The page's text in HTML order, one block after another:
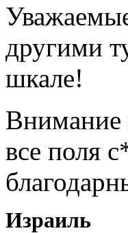
другими
шкале!
Внимание
все поля
Израиль